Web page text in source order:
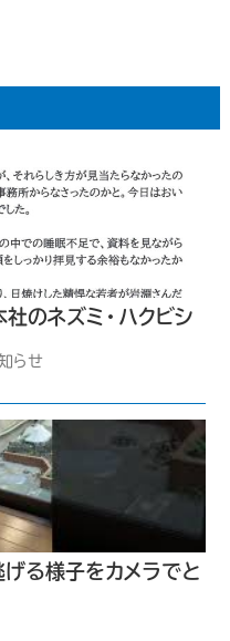
社のネズミ・ハクビシ
らせ
げる様子をカメラでと